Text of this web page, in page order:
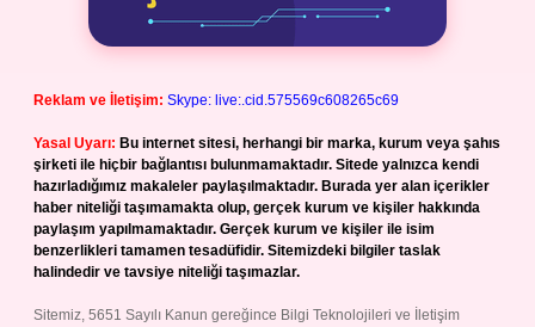
Reklam ve İletişim: Skype: live:.cid.575569c608265c69
Yasal Uyarı: Bu internet sitesi, herhangi bir marka, kurum veya şahıs
şirketi ile hiçbir bağlantısı bulunmamaktadır. Sitede yalnızca kendi
hazırladığımız makaleler paylaşılmaktadır. Burada yer alan içerikler
haber niteliği taşımamakta olup, gerçek kurum ve kişiler hakkında
paylaşım yapılmamaktadır. Gerçek kurum ve kişiler ile isim
benzerlikleri tamamen tesadüfidir. Sitemizdeki bilgiler taslak
halindedir ve tavsiye niteliği taşımazlar.
Sitemiz, 5651 Sayılı Kanun gereğince Bilgi Teknolojileri ve İletişim